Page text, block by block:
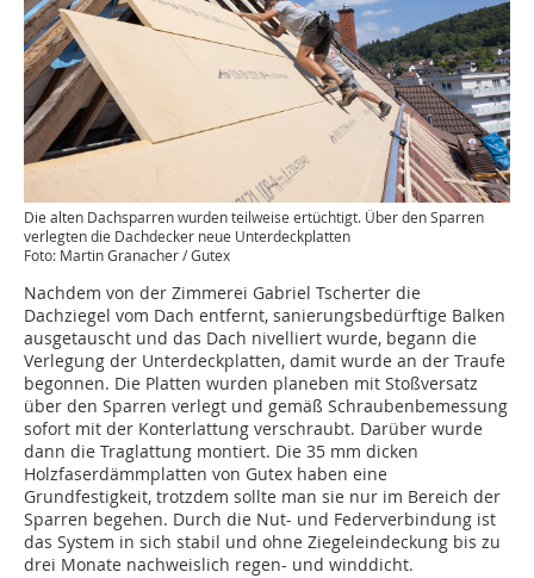
Die alten Dachsparren wurden teilweise ertüchtigt. Über den Sparren
verlegten die Dachdecker neue Unterdeckplatten
Foto: Martin Granacher / Gutex
Nachdem von der Zimmerei Gabriel Tscherter die
Dachziegel vom Dach entfernt, sanierungsbedürftige Balken
ausgetauscht und das Dach nivelliert wurde, begann die
Verlegung der Unterdeckplatten, damit wurde an der Traufe
begonnen. Die Platten wurden planeben mit Stoßversatz
über den Sparren verlegt und gemäß Schraubenbemessung
sofort mit der Konterlattung verschraubt. Darüber wurde
dann die Traglattung montiert. Die 35 mm dicken
Holzfaserdämmplatten von Gutex haben eine
Grundfestigkeit, trotzdem sollte man sie nur im Bereich der
Sparren begehen. Durch die Nut- und Federverbindung ist
das System in sich stabil und ohne Ziegeleindeckung bis zu
drei Monate nachweislich regen- und winddicht.